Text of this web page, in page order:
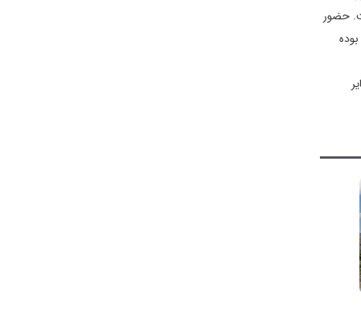
است. حضور